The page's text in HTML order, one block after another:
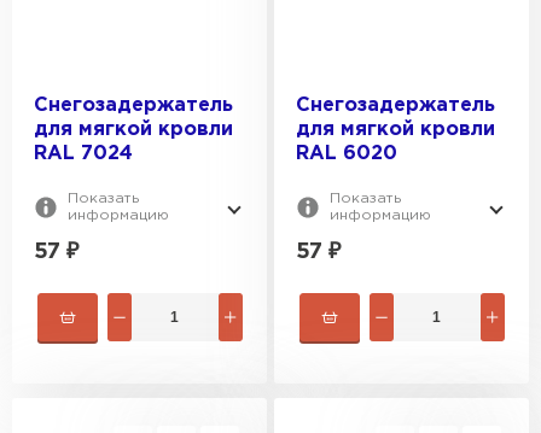
Снегозадержатель
для мягкой кровли
RAL 7024
Показать
информацию
57 ₽
Снегозадержатель
для мягкой кровли
RAL 6020
Показать
информацию
57 ₽
Профилированный лист